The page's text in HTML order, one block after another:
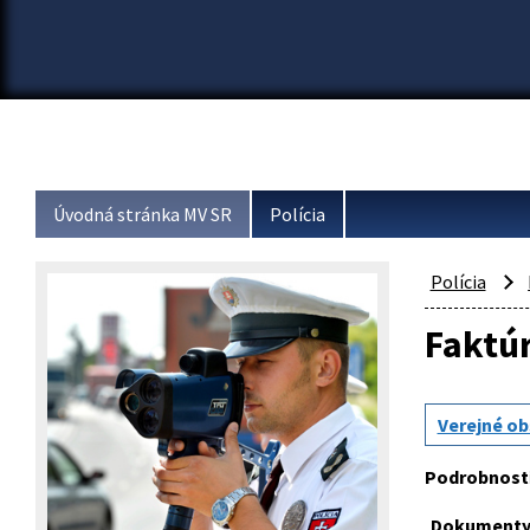
Úvodná stránka MV SR Polícia
Polícia
Verejné